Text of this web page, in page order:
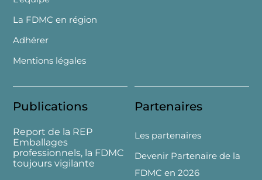
La FDMC en région
Adhérer
Mentions légales
Publications
Report de la REP
Emballages
professionnels, la FDMC
toujours vigilante
Partenaires
Les partenaires
Devenir Partenaire de la
FDMC en 2026